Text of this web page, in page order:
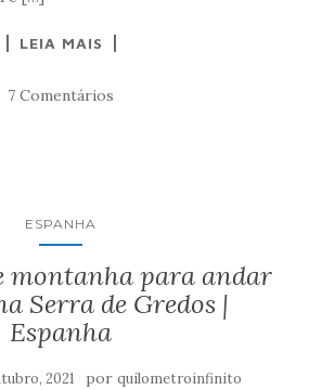
LEIA MAIS
7 Comentários
ESPANHA
montanha para andar
Serra de Gredos |
Espanha
2021 por quilometroinfinito